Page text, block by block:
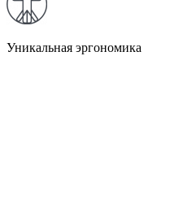
Уникальная эргономика